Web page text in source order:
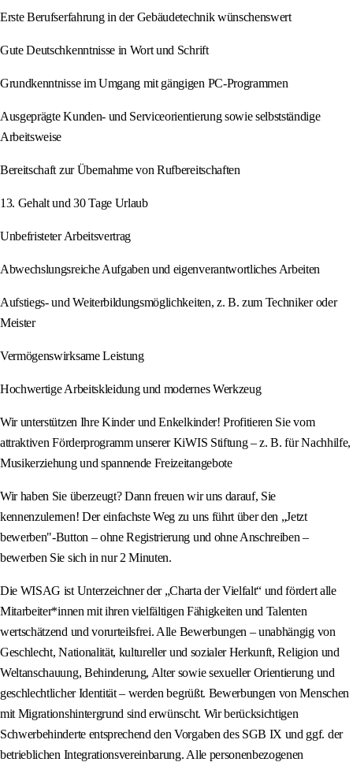
Erste Berufserfahrung in der Gebäudetechnik wünschenswert
Gute Deutschkenntnisse in Wort und Schrift
Grundkenntnisse im Umgang mit gängigen PC-Programmen
Ausgeprägte Kunden- und Serviceorientierung sowie selbstständige
Arbeitsweise
Bereitschaft zur Übernahme von Rufbereitschaften
13. Gehalt und 30 Tage Urlaub
Unbefristeter Arbeitsvertrag
Abwechslungsreiche Aufgaben und eigenverantwortliches Arbeiten
Aufstiegs- und Weiterbildungsmöglichkeiten, z. B. zum Techniker oder
Meister
Vermögenswirksame Leistung
Hochwertige Arbeitskleidung und modernes Werkzeug
Wir unterstützen Ihre Kinder und Enkelkinder! Profitieren Sie vom
attraktiven Förderprogramm unserer KiWIS Stiftung – z. B. für Nachhilfe,
Musikerziehung und spannende Freizeitangebote
Wir haben Sie überzeugt? Dann freuen wir uns darauf, Sie
kennenzulernen! Der einfachste Weg zu uns führt über den „Jetzt
bewerben"-Button – ohne Registrierung und ohne Anschreiben –
bewerben Sie sich in nur 2 Minuten.
Die WISAG ist Unterzeichner der „Charta der Vielfalt“ und fördert alle
Mitarbeiter*innen mit ihren vielfältigen Fähigkeiten und Talenten
wertschätzend und vorurteilsfrei. Alle Bewerbungen – unabhängig von
Geschlecht, Nationalität, kultureller und sozialer Herkunft, Religion und
Weltanschauung, Behinderung, Alter sowie sexueller Orientierung und
geschlechtlicher Identität – werden begrüßt. Bewerbungen von Menschen
mit Migrationshintergrund sind erwünscht. Wir berücksichtigen
Schwerbehinderte entsprechend den Vorgaben des SGB IX und ggf. der
betrieblichen Integrationsvereinbarung. Alle personenbezogenen